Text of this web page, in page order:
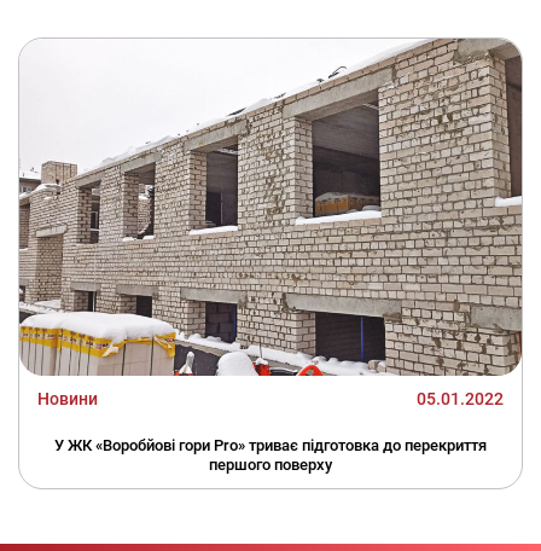
Новини 05.01.2022
У ЖК «Воробйові гори Pro» триває підготовка до перекриття
першого поверху